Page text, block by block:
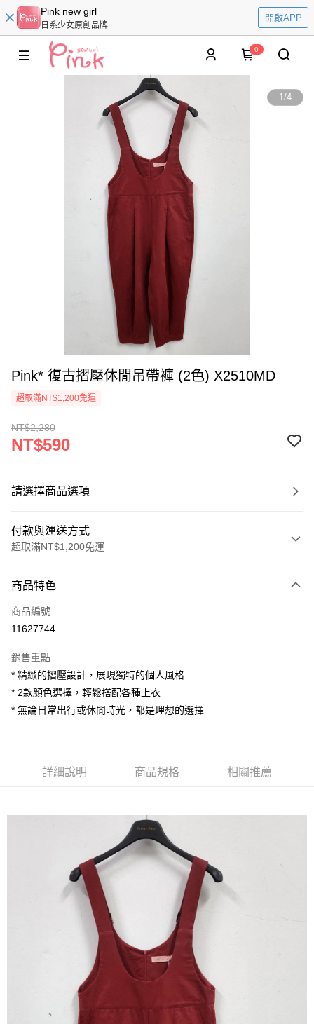
Pink new girl
日系少女原創品牌
開啟APP
0
1/4
Pink* 復古摺壓休閒吊帶褲 (2色) X2510MD
超取滿NT$1,200免運
NT$2,280
NT$590
請選擇商品選項
付款與運送方式
超取滿NT$1,200免運
信用卡一次付款
超商取貨付款
Apple Pay
街口支付
相關說明
１．簡單：不需註冊會員、不需綁卡、不需儲值。
２．便利：只要手機號碼，簡訊認證，即可結帳。
３．安心：先確認商品／服務後，再付款。
【「AFTEE先享後付」結帳流程】
１．於結帳方式選擇「AFTEE先享後付」後，將跳轉至「AFTEE先享後付」
結帳頁面，進行簡訊認證並確認金額後，即可完成結帳。
２．訂單成立數日內，您將收到繳費通知簡訊。
３．收到繳費通知簡訊後14天內，點擊此簡訊中的連結，可透過四大超商／
ATM／網路銀行／等多元方式進行付款，方視為交易完成。
※ 請注意：結帳手續完成當下不需立刻繳費，但若您需要取消訂單，請聯絡
購買商品的店家。未經商家同意取消之訂單仍視為有效，需透過AFTEE先享
後付繳納相關費用。
※ 交易是否成功請以「AFTEE先享後付 」之結帳頁面顯示為準，若有關於
是否繳費成功／繳費後需取消欲退款等相關疑問，請聯繫「AFTEE先享後付
https://netprotections.freshdesk.com/support/home
每筆NT$80，滿NT$1,200(含以上)免運費
7-11付款取貨
每筆NT$80，滿NT$1,200(含以上)免運費
每筆NT$80，滿NT$1,200(含以上)免運費
付款後門市自取
商品特色
商品編號
11627744
銷售重點
* 精緻的摺壓設計，展現獨特的個人風格
* 2款顏色選擇，輕鬆搭配各種上衣
* 無論日常出行或休閒時光，都是理想的選擇
詳細說明 商品規格 相關推薦